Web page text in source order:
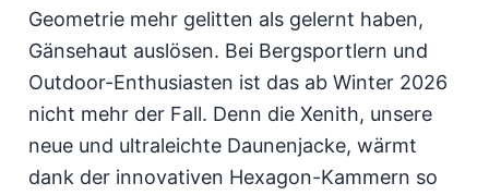
Geometrie mehr gelitten als gelernt haben,
Gänsehaut auslösen. Bei Bergsportlern und
Outdoor-Enthusiasten ist das ab Winter 2026
nicht mehr der Fall. Denn die Xenith, unsere
neue und ultraleichte Daunenjacke, wärmt
dank der innovativen Hexagon-Kammern so